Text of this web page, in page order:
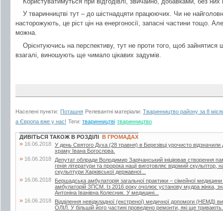
У тваринництві тут – до шістнадцяти працюючих. Чи не
насторожують, це ріст цін на енергоносії, запасні частини тощо.
можна.
Орієнтуючись на перспективу, тут не проти того, щоб
взагалі, виношують ще чимало цікавих задумів.
Населені пункти: Поташня Релевантні матеріали: Тваринництво району за 8
а Європа вже у нас! Теги: тваринництві тваринництво
ДИВІТЬСЯ ТАКОЖ В РОЗДІЛІ В ГРОМАДАХ
» 16.06.2018 У день Святого Духа (28 травня) в Березівці урочисто відзначили
храму Івана Богослова.
» 16.06.2018
Депутат облради Володимир Зарічанський ініціював створення
генія літератури та пророка нації виготовляє відомий
скульптури Харківської державної...
» 16.06.2018
Бершадська амбулаторія загальної практики – сімейної
амбулаторій ЗПСМ. Із 2016 року очолює установу мудра жінка,
Антоніна Іванівна Колесник. У медицині...
» 16.06.2018
Відділення невідкладної (екстреної) медичної допомоги (НЕМД)
ОЛІЛ. У більшій його частині проведено ремонти, які ще тривають.